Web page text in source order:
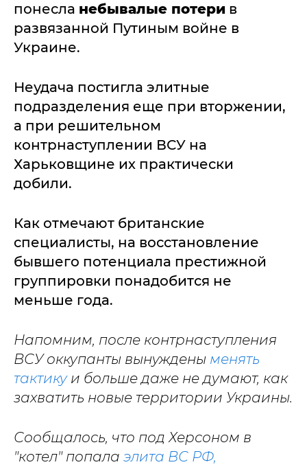
понесла небывалые потери в
развязанной Путиным войне в
Украине.
Неудача постигла элитные
подразделения еще при вторжении,
а при решительном
контрнаступлении ВСУ на
Харьковщине их практически
добили.
Как отмечают британские
специалисты, на восстановление
бывшего потенциала престижной
группировки понадобится не
меньше года.
Напомним, после контрнаступления
ВСУ оккупанты вынуждены менять
тактикуи больше даже не думают, как
захватить новые территории Украины.
Сообщалось, что под Херсоном в
"котел" попала элита ВС РФ,